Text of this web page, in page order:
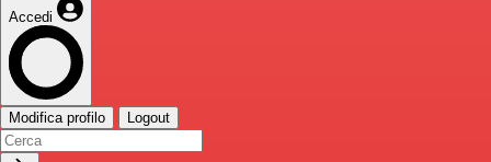
Accedi
Modifica profilo Logout